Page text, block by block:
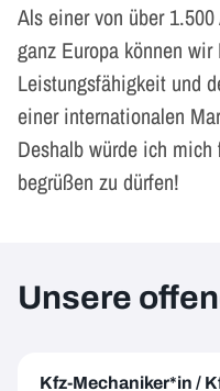
Als einer von über
ganz Europa können
Leistungsfähigkeit und
einer internationalen
Deshalb würde ich
begrüßen zu dürfen!
Unsere
Kfz-Mechaniker*in /